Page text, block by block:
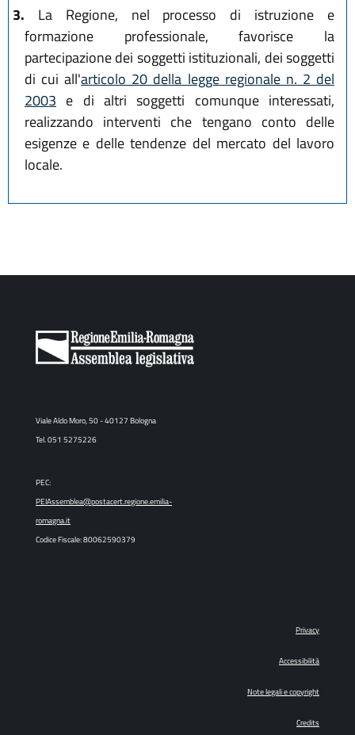
3. La Regione, nel processo di istruzione e
formazione professionale, favorisce la
partecipazione dei soggetti istituzionali, dei soggetti
di cui all'articolo 20 della legge regionale n. 2 del
2003 e di altri soggetti comunque interessati,
realizzando interventi che tengano conto delle
esigenze e delle tendenze del mercato del lavoro
locale.
Viale Aldo Moro, 50 - 40127 Bologna
Tel. 051 5275226
PEC:
PEIAssemblea@postacert.regione.emilia-
romagna.it
Codice Fiscale: 80062590379
Privacy
Accessibilità
Note legali e copyright
Credits